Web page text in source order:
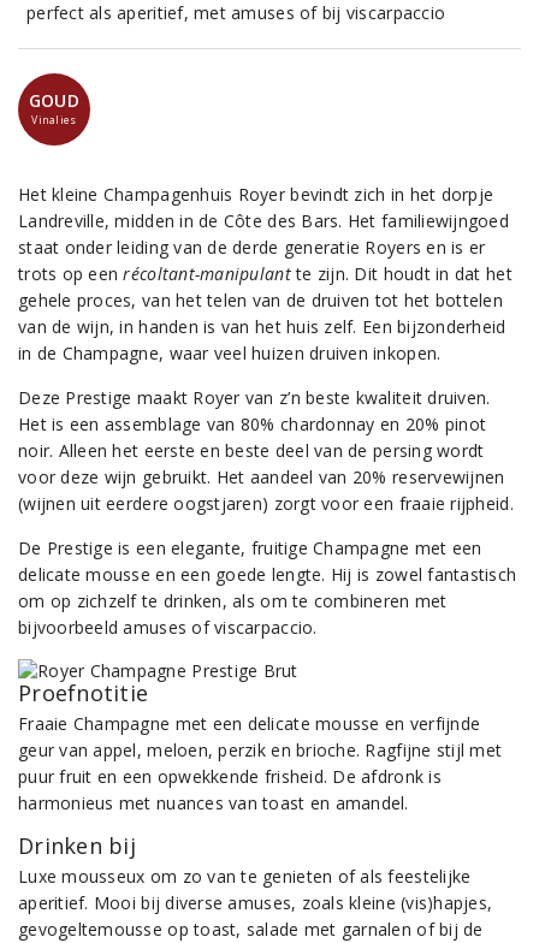
perfect als aperitief, met amuses of bij viscarpaccio
GOUD
Vinalies
Het kleine Champagenhuis Royer bevindt zich in het dorpje
Landreville, midden in de Côte des Bars. Het familiewijngoed
staat onder leiding van de derde generatie Royers en is er
trots op eenrécoltant-manipulantte zijn. Dit houdt in dat het
gehele proces, van het telen van de druiven tot het bottelen
van de wijn, in handen is van het huis zelf. Een bijzonderheid
in de Champagne, waar veel huizen druiven inkopen.
Deze Prestige maakt Royer van z’n beste kwaliteit druiven.
Het is een assemblage van 80% chardonnay en 20% pinot
noir. Alleen het eerste en beste deel van de persing wordt
voor deze wijn gebruikt. Het aandeel van 20% reservewijnen
(wijnen uit eerdere oogstjaren) zorgt voor een fraaie rijpheid.
De Prestige is een elegante, fruitige Champagne met een
delicate mousse en een goede lengte. Hij is zowel fantastisch
om op zichzelf te drinken, als om te combineren met
bijvoorbeeld amuses of viscarpaccio.
Proefnotitie
Fraaie Champagne met een delicate mousse en verfijnde
geur van appel, meloen, perzik en brioche. Ragfijne stijl met
puur fruit en een opwekkende frisheid. De afdronk is
harmonieus met nuances van toast en amandel.
Drinken bij
Luxe mousseux om zo van te genieten of als feestelijke
aperitief. Mooi bij diverse amuses, zoals kleine (vis)hapjes,
gevogeltemousse op toast, salade met garnalen of bij de